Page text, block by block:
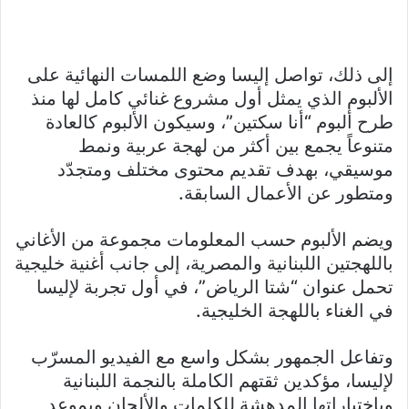
إلى ذلك، تواصل إليسا وضع اللمسات النهائية على
الألبوم الذي يمثل أول مشروع غنائي كامل لها منذ
طرح ألبوم “أنا سكتين”، وسيكون الألبوم كالعادة
متنوعاً يجمع بين أكثر من لهجة عربية ونمط
موسيقي، بهدف تقديم محتوى مختلف ومتجدّد
ومتطور عن الأعمال السابقة.
ويضم الألبوم حسب المعلومات مجموعة من الأغاني
باللهجتين اللبنانية والمصرية، إلى جانب أغنية خليجية
تحمل عنوان “شتا الرياض”، في أول تجربة لإليسا
في الغناء باللهجة الخليجية.
وتفاعل الجمهور بشكل واسع مع الفيديو المسرّب
لإليسا، مؤكدين ثقتهم الكاملة بالنجمة اللبنانية
وباختياراتها المدهشة للكلمات والألحان وبموعد